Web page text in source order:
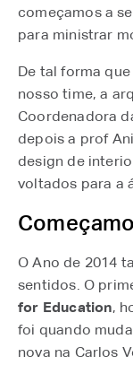
começamos a
para ministrar
De tal forma
nosso time, a
Coordenadora
depois a prof
design de
voltados para a
O Ano de 2014
sentidos. O
for Education,
foi quando
nova na Carlos